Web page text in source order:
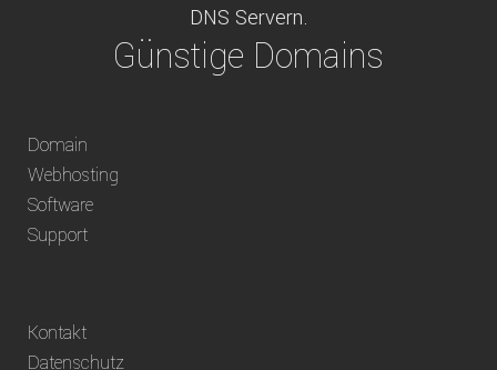
DNS Servern.
Günstige Domains
weltweit verfügbare Domains inklusive
Vorkasse oder über ein andere verfügbare
Domain
Webhosting
Software
Support
Kontakt
Datenschutz